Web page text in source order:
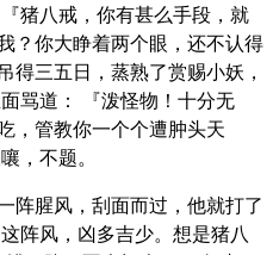
猪八戒，你有甚么手段，就
？你大睁着两个眼，还不认得
得三五日，蒸熟了赏赐小妖，
骂道： 『泼怪物！十分无
，管教你一个个遭肿头天
，不题。
阵腥风，刮面而过，他就打了
阵风，凶多吉少。想是猪八